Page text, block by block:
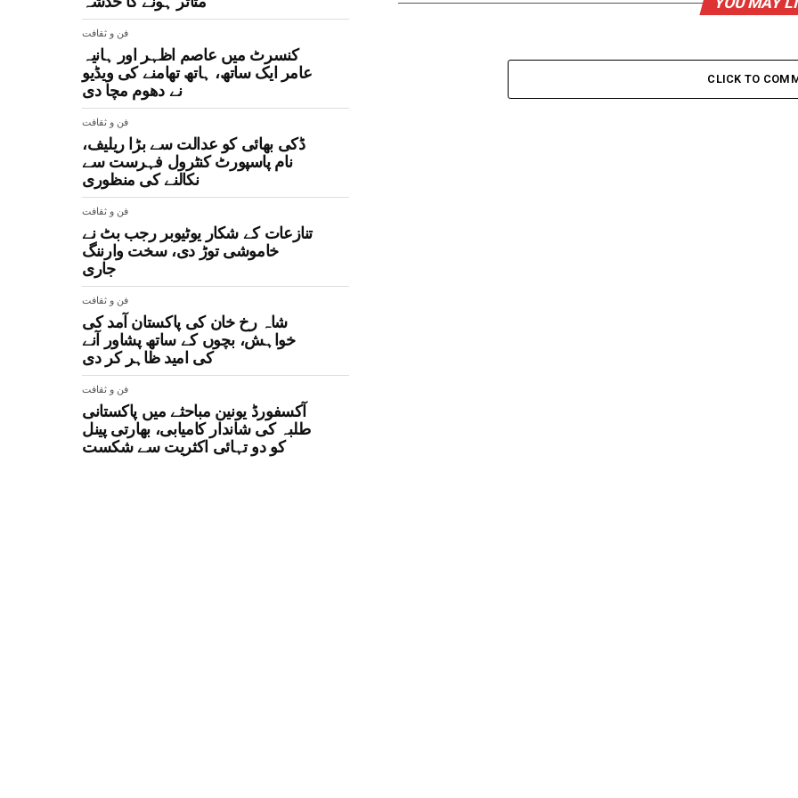
فن و ثقافت
کنسرٹ میں عاصم اظہر اور ہانیہ
عامر ایک ساتھ، ہاتھ تھامنے کی ویڈیو
نے دھوم مچا دی
فن و ثقافت
ڈکی بھائی کو عدالت سے بڑا ریلیف،
نام پاسپورٹ کنٹرول فہرست سے
نکالنے کی منظوری
فن و ثقافت
تنازعات کے شکار یوٹیوبر رجب بٹ نے
خاموشی توڑ دی، سخت وارننگ
جاری
فن و ثقافت
شاہ رخ خان کی پاکستان آمد کی
خواہش، بچوں کے ساتھ پشاور آنے
کی امید ظاہر کر دی
فن و ثقافت
آکسفورڈ یونین مباحثے میں پاکستانی
طلبہ کی شاندار کامیابی، بھارتی پینل
کو دو تہائی اکثریت سے شکست
CLICK TO